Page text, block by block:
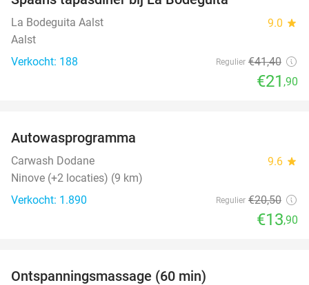
La Bodeguita Aalst 9.0 star
Aalst
Verkocht: 188
Regulier €41,40
€21 ,90
Autowasprogramma
Carwash Dodane 9.6 star
Ninove (+2 locaties) (9 km)
Verkocht: 1.890
Regulier €20,50
€13,90
Ontspanningsmassage (60 min)